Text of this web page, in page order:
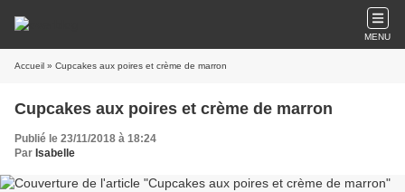
MENU
Accueil » Cupcakes aux poires et crème de marron
Cupcakes aux poires et crème de marron
Publié le 23/11/2018 à 18:24
Par Isabelle